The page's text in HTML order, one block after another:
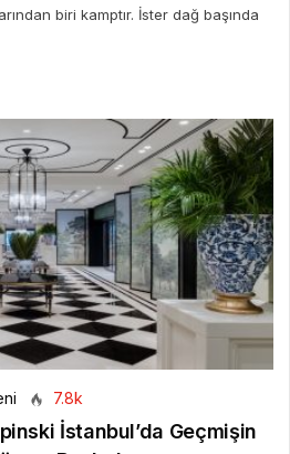
biri kamptır. İster dağ başında
7.8k
İstanbul’da Geçmişin